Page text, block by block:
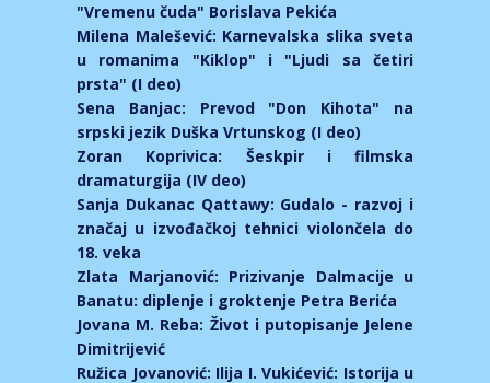
"Vremenu čuda" Borislava Pekića
Milena Malešević: Karnevalska slika sveta
u romanima "Kiklop" i "Ljudi sa četiri
prsta" (I deo)
Sena Banjac: Prevod "Don Kihota" na
srpski jezik Duška Vrtunskog (I deo)
Zoran Koprivica: Šeskpir i filmska
dramaturgija (IV deo)
Sanja Dukanac Qattawy: Gudalo - razvoj i
značaj u izvođačkoj tehnici violončela do
18. veka
Zlata Marjanović: Prizivanje Dalmacije u
Banatu: diplenje i groktenje Petra Berića
Jovana M. Reba: Život i putopisanje Jelene
Dimitrijević
Ružica Jovanović: Ilija I. Vukićević: Istorija u